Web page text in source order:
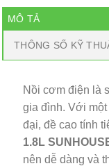
MÔ TẢ
THÔNG SỐ KỸ
Nồi cơm điện là
gia đình. Với
đại, đề cao tính
1.8L
nên dễ dàng và